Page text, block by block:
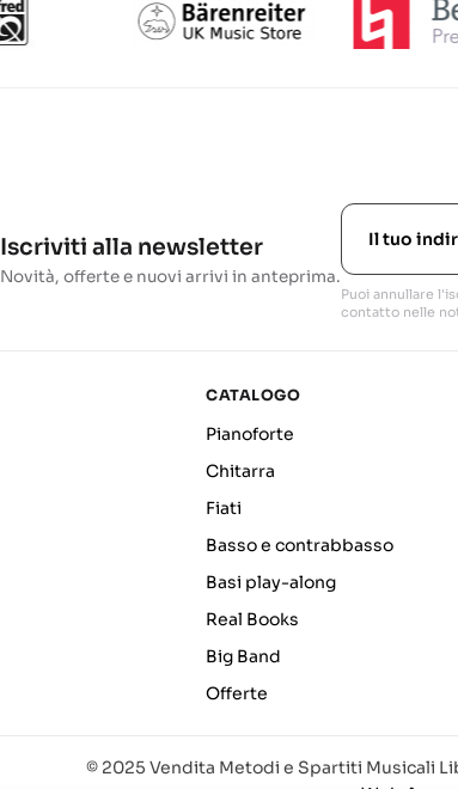
Iscriviti alla newsletter
Novità, offerte e nuovi arrivi in anteprima.
Puoi annullare
contatto nelle
CATALOGO
Pianoforte
Chitarra
Fiati
Basso e contrabbasso
Basi play-along
Real Books
Big Band
Offerte
© 2025 Vendita Metodi e Spartiti Musicali